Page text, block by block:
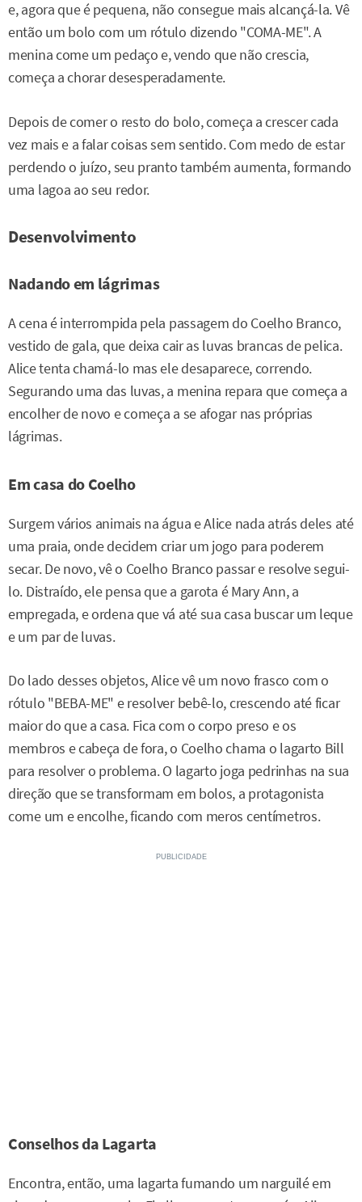
e, agora que é pequena, não consegue mais alcançá-la. Vê
então um bolo com um rótulo dizendo "COMA-ME". A
menina come um pedaço e, vendo que não crescia,
começa a chorar desesperadamente.
Depois de comer o resto do bolo, começa a crescer cada
vez mais e a falar coisas sem sentido. Com medo de estar
perdendo o juízo, seu pranto também aumenta, formando
uma lagoa ao seu redor.
Desenvolvimento
Nadando em lágrimas
A cena é interrompida pela passagem do Coelho Branco,
vestido de gala, que deixa cair as luvas brancas de pelica.
Alice tenta chamá-lo mas ele desaparece, correndo.
Segurando uma das luvas, a menina repara que começa a
encolher de novo e começa a se afogar nas próprias
lágrimas.
Em casa do Coelho
Surgem vários animais na água e Alice nada atrás deles até
uma praia, onde decidem criar um jogo para poderem
secar. De novo, vê o Coelho Branco passar e resolve segui-
lo. Distraído, ele pensa que a garota é Mary Ann, a
empregada, e ordena que vá até sua casa buscar um leque
e um par de luvas.
Do lado desses objetos, Alice vê um novo frasco com o
rótulo "BEBA-ME" e resolver bebê-lo, crescendo até ficar
maior do que a casa. Fica com o corpo preso e os
membros e cabeça de fora, o Coelho chama o lagarto Bill
para resolver o problema. O lagarto joga pedrinhas na sua
direção que se transformam em bolos, a protagonista
come um e encolhe, ficando com meros centímetros.
Conselhos da Lagarta
Encontra, então, uma lagarta fumando um narguilé em